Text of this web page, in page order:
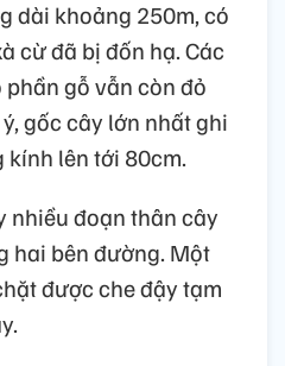
dài khoảng 250m, có
cừ đã bị đốn hạ. Các
gỗ vẫn còn đỏ
gốc cây lớn nhất ghi
lên tới 80cm.
nhiều đoạn thân cây
hai bên đường. Một
được che đậy tạm